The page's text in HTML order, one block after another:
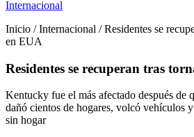
Internacional
Inicio / Internacional / Residentes se
en EUA
Residentes se recuperan tras
Kentucky fue el más afectado después de
dañó cientos de hogares, volcó vehículos
sin hogar